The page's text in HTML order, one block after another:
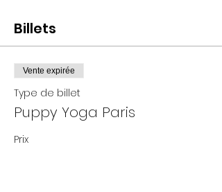
Billets
Vente expirée
Type de billet
Puppy Yoga Paris
Prix